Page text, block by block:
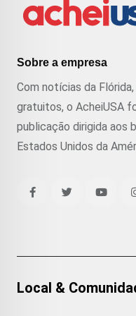
Sobre a empresa
Com notícias da
gratuitos, o AcheiUSA
publicação dirigida aos
Estados Unidos da
Local &